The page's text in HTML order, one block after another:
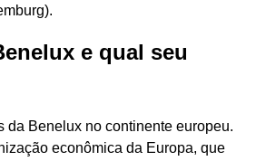
e qual seu
da Benelux no continente europeu.
econômica da Europa, que